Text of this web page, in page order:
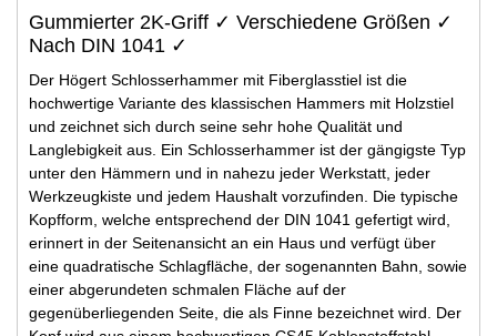
Gummierter 2K-Griff ✓ Verschiedene Größen ✓
Nach DIN 1041 ✓
Der Högert Schlosserhammer mit Fiberglasstiel ist die
hochwertige Variante des klassischen Hammers mit Holzstiel
und zeichnet sich durch seine sehr hohe Qualität und
Langlebigkeit aus. Ein Schlosserhammer ist der gängigste Typ
unter den Hämmern und in nahezu jeder Werkstatt, jeder
Werkzeugkiste und jedem Haushalt vorzufinden. Die typische
Kopfform, welche entsprechend der DIN 1041 gefertigt wird,
erinnert in der Seitenansicht an ein Haus und verfügt über
eine quadratische Schlagfläche, der sogenannten Bahn, sowie
einer abgerundeten schmalen Fläche auf der
gegenüberliegenden Seite, die als Finne bezeichnet wird. Der